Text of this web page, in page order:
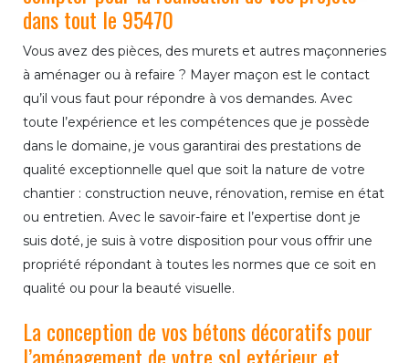
dans tout le 95470
Vous avez des pièces, des murets et autres maçonneries
à aménager ou à refaire ? Mayer maçon est le contact
qu’il vous faut pour répondre à vos demandes. Avec
toute l’expérience et les compétences que je possède
dans le domaine, je vous garantirai des prestations de
qualité exceptionnelle quel que soit la nature de votre
chantier : construction neuve, rénovation, remise en état
ou entretien. Avec le savoir-faire et l’expertise dont je
suis doté, je suis à votre disposition pour vous offrir une
propriété répondant à toutes les normes que ce soit en
qualité ou pour la beauté visuelle.
La conception de vos bétons décoratifs pour
l’aménagement de votre sol extérieur et